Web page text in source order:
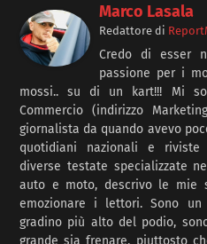
Marco Lasala
Redattore di
Credo di esser
passione per i
mossi.. su di un kart!!! Mi
Commercio (indirizzo
giornalista da quando avevo
quotidiani nazionali e riviste
diverse testate specializzate
auto e moto, descrivo le mie
emozionare i lettori. Sono
gradino più alto del podio,
grande sia frenare, piuttosto